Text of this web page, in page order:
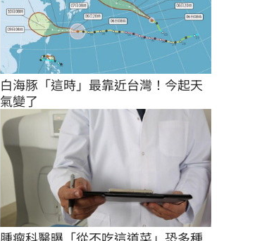
白海豚「這時」最靠近台灣！今起天
氣變了